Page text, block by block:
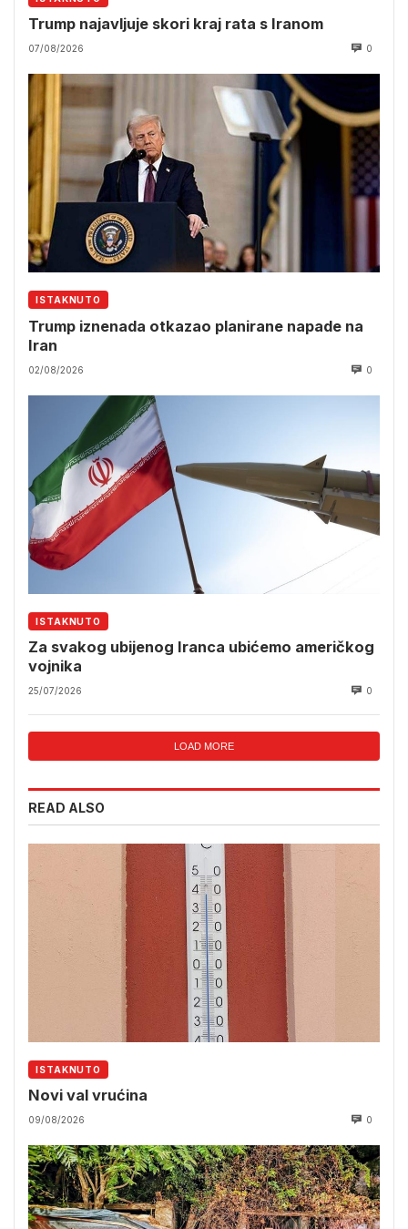
Trump najavljuje skori kraj rata s Iranom
07/08/2026 0
ISTAKNUTO
Trump iznenada otkazao planirane napade na
Iran
02/08/2026 0
ISTAKNUTO
Za svakog ubijenog Iranca ubićemo američkog
vojnika
25/07/2026 0
LOAD MORE
READ ALSO
ISTAKNUTO
Novi val vrućina
09/08/2026 0